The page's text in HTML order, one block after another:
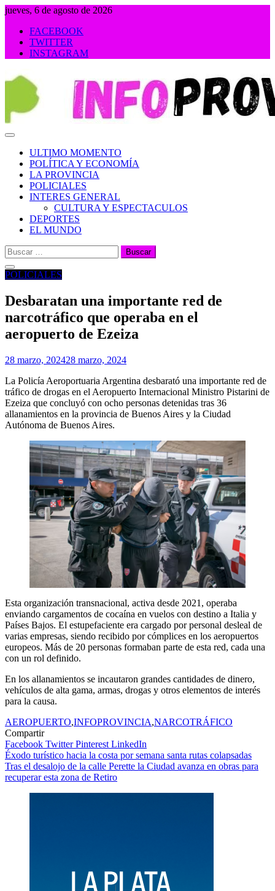
Saltar
contenido
jueves, 6 de agosto de 2026
FACEBOOK
TWITTER
INSTAGRAM
ULTIMO MOMENTO
POLÍTICA Y ECONOMÍA
LA PROVINCIA
POLICIALES
INTERES GENERAL
CULTURA Y ESPECTACULOS
DEPORTES
EL MUNDO
Buscar:
POLICIALES
Desbaratan una importante red de
narcotráfico que operaba en el
aeropuerto de Ezeiza
28 marzo, 202428 marzo, 2024
La Policía Aeroportuaria Argentina desbarató una importante red de
tráfico de drogas en el Aeropuerto Internacional Ministro Pistarini de
Ezeiza que concluyó con ocho personas detenidas tras 36
allanamientos en la provincia de Buenos Aires y la Ciudad
Autónoma de Buenos Aires.
Esta organización transnacional, activa desde 2021, operaba
enviando cargamentos de cocaína en vuelos con destino a Italia y
Países Bajos. El estupefaciente era cargado por personal desleal de
varias empresas, siendo recibido por cómplices en los aeropuertos
europeos. Más de 20 personas formaban parte de esta red, cada una
con un rol definido.
En los allanamientos se incautaron grandes cantidades de dinero,
vehículos de alta gama, armas, drogas y otros elementos de interés
para la causa.
AEROPUERTO,INFOPROVINCIA,NARCOTRÁFICO
Compartir
Facebook TwitterPinterest LinkedIn
Navegación
de
entradas
Éxodo turístico hacia la costa por semana santa rutas colapsadas
Tras el desalojo de la calle Perette la Ciudad avanza en obras para
recuperar esta zona de Retiro